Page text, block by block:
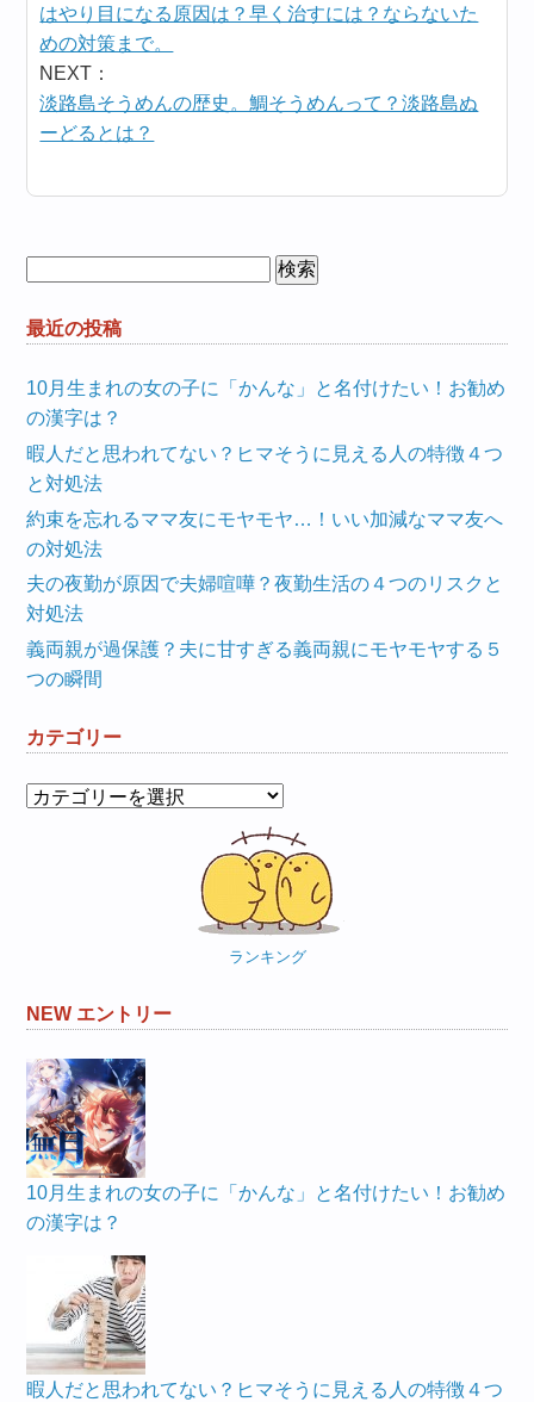
はやり目になる原因は？早く治すには？ならないた
めの対策まで。
NEXT：
淡路島そうめんの歴史。鯛そうめんって？淡路島ぬ
ーどるとは？
最近の投稿
10月生まれの女の子に「かんな」と名付けたい！お勧め
の漢字は？
暇人だと思われてない？ヒマそうに見える人の特徴４つ
と対処法
約束を忘れるママ友にモヤモヤ…！いい加減なママ友へ
の対処法
夫の夜勤が原因で夫婦喧嘩？夜勤生活の４つのリスクと
対処法
義両親が過保護？夫に甘すぎる義両親にモヤモヤする５
つの瞬間
カテゴリー
カ
ランキング
NEW エントリー
10月生まれの女の子に「かんな」と名付けたい！お勧め
の漢字は？
暇人だと思われてない？ヒマそうに見える人の特徴４つ